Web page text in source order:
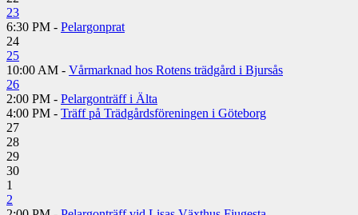
23
6:30 PM - Pelargonprat
24
25
10:00 AM - Vårmarknad hos Rotens trädgård i Bjursås
26
2:00 PM - Pelargonträff i Älta
4:00 PM - Träff på Trädgårdsföreningen i Göteborg
27
28
29
30
1
2